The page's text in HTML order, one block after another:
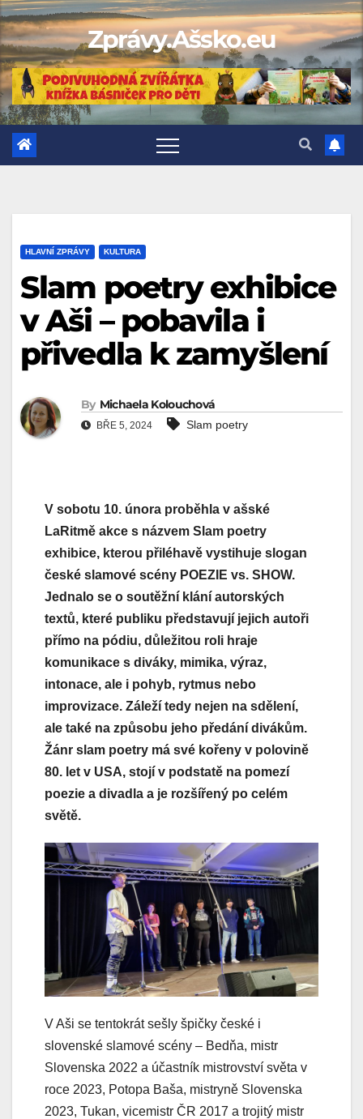
Skip
to
content
Zprávy.Ašsko.eu
HLAVNÍ ZPRÁVY KULTURA
Slam poetry exhibice
v Aši – pobavila i
přivedla k zamyšlení
By Michaela Kolouchová
BŘE 5, 2024 Slam poetry
V sobotu 10. února proběhla v ašské
LaRitmě akce s názvem Slam poetry
exhibice, kterou přiléhavě vystihuje slogan
české slamové scény POEZIE vs. SHOW.
Jednalo se o soutěžní klání autorských
textů, které publiku představují jejich autoři
přímo na pódiu, důležitou roli hraje
komunikace s diváky, mimika, výraz,
intonace, ale i pohyb, rytmus nebo
improvizace. Záleží tedy nejen na sdělení,
ale také na způsobu jeho předání divákům.
Žánr slam poetry má své kořeny v polovině
80. let v USA, stojí v podstatě na pomezí
poezie a divadla a je rozšířený po celém
světě.
V Aši se tentokrát sešly špičky české i
slovenské slamové scény – Bedňa, mistr
Slovenska 2022 a účastník mistrovství světa v
roce 2023, Potopa Baša, mistryně Slovenska
2023, Tukan, vicemistr ČR 2017 a trojitý mistr